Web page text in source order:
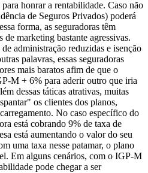
honrar a rentabilidade. Caso não
de Seguros Privados) poderá
forma, as seguradoras têm
de marketing bastante agressivas.
administração reduzidas e isenção
palavras, essas seguradoras
mais baratos afim de que o
M + 6% para aderir outro que iria
dessas táticas atrativas, muitas
os clientes dos planos,
No caso específico do
está cobrando 9% de taxa de
está aumentando o valor do seu
uma taxa nesse patamar, o plano
Em alguns cenários, com o IGP-M
pode chegar a ser